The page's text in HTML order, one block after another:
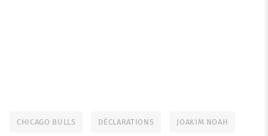
CHICAGO BULLS DÉCLARATIONS JOAKIM NOAH